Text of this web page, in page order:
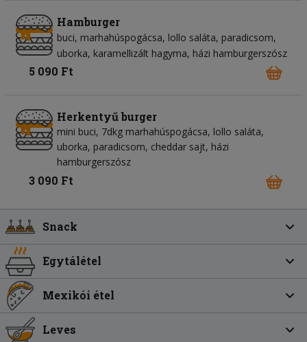
Hamburger
buci marhahúspogácsa lollo saláta paradicsom
uborka karamellizált hagyma házi hamburgerszósz
5 090 Ft
Herkentyű burger
mini buci, 7dkg marhahúspogácsa, lollo saláta,
uborka, paradicsom, cheddar sajt, házi
hamburgerszósz
3 090 Ft
Snack
Egytálétel
Mexikói étel
Leves